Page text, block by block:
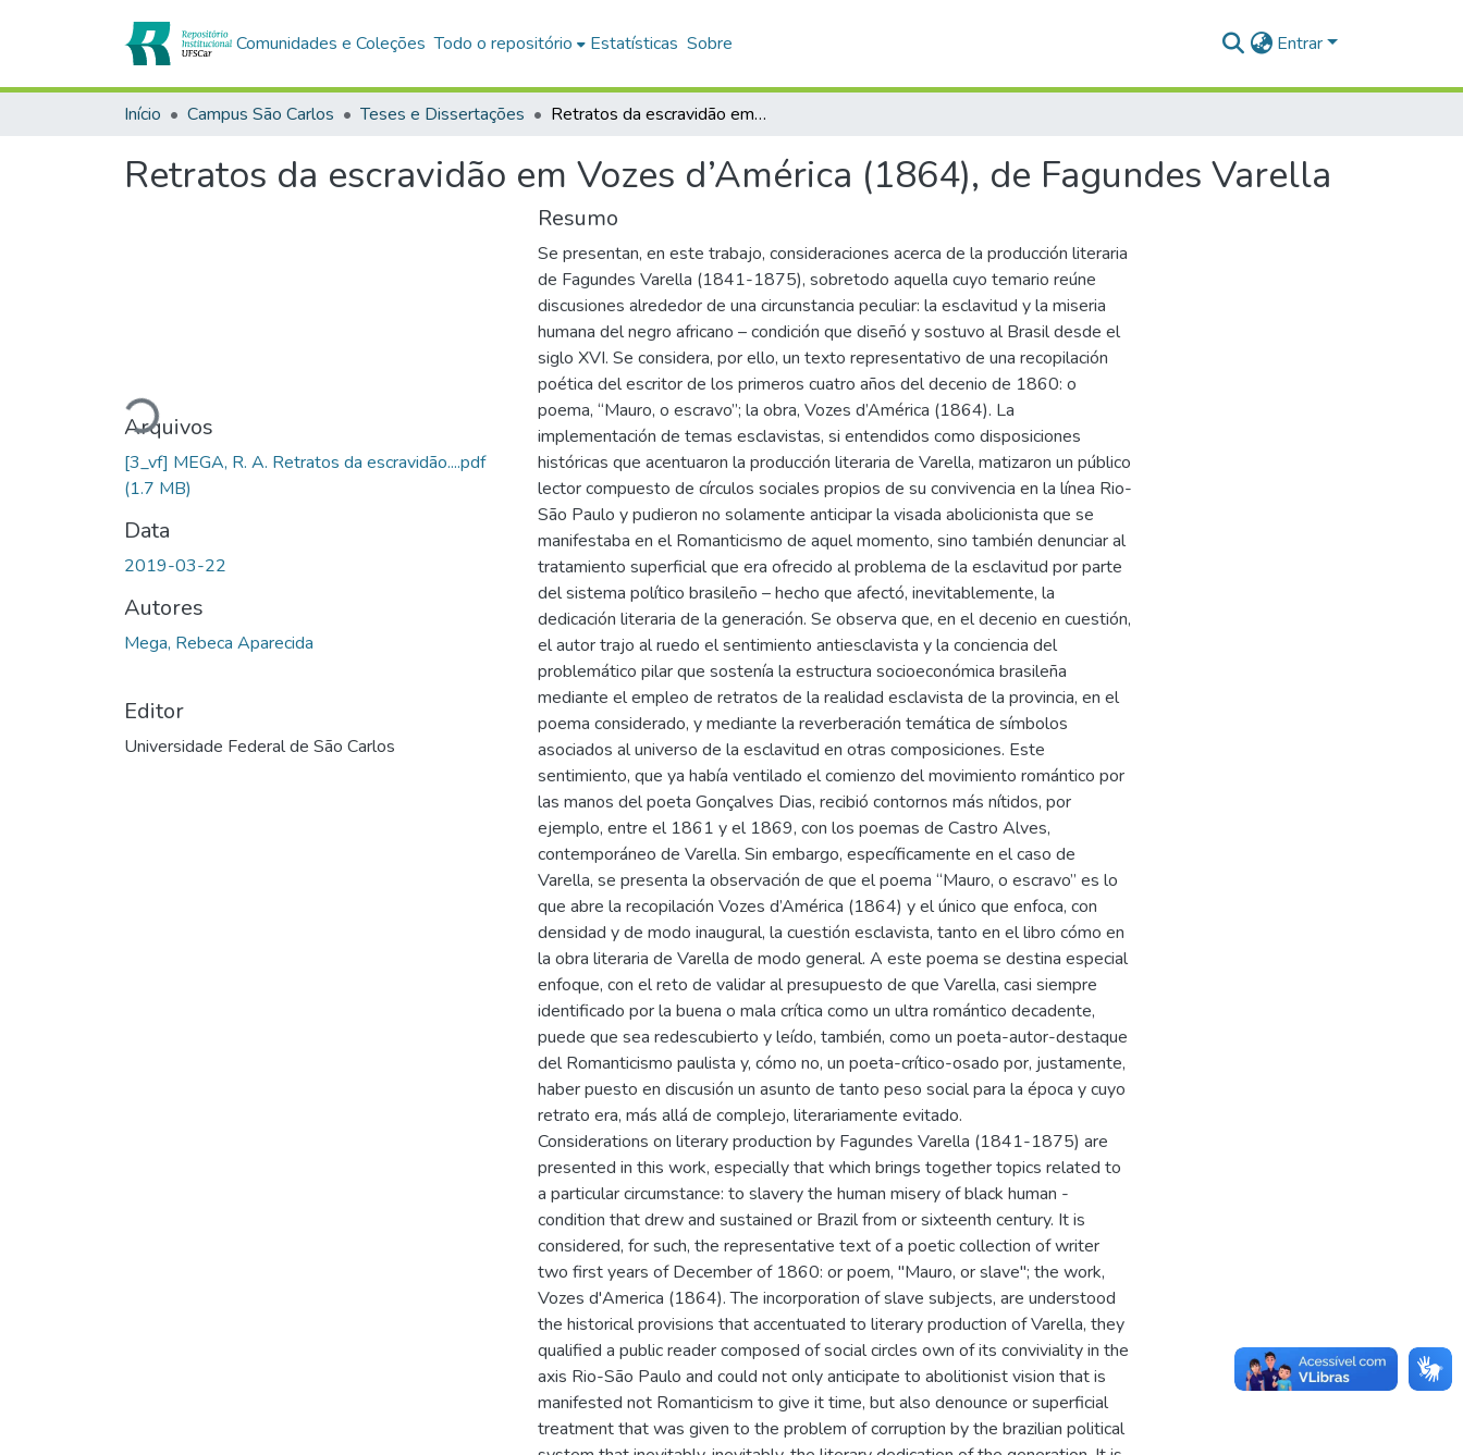
Comunidades e Coleções Todo o repositório Estatísticas Sobre Entrar
Início Campus São Carlos Teses e Dissertações Retratos da escravidão em Vozes d’América (1864), de Fagundes Varella
Retratos da escravidão em Vozes d’América (1864), de Fagundes Varella
Carregando...
Arquivos
[3_vf] MEGA, R. A. Retratos da escravidão....pdf
(1.7 MB)
Data
2019-03-22
Autores
Mega, Rebeca Aparecida
Editor
Universidade Federal de São Carlos
Resumo
Se presentan, en este trabajo, consideraciones acerca de la producción literaria
de Fagundes Varella (1841-1875), sobretodo aquella cuyo temario reúne
discusiones alrededor de una circunstancia peculiar: la esclavitud y la miseria
humana del negro africano – condición que diseñó y sostuvo al Brasil desde el
siglo XVI. Se considera, por ello, un texto representativo de una recopilación
poética del escritor de los primeros cuatro años del decenio de 1860: o
poema, “Mauro, o escravo”; la obra, Vozes d’América (1864). La
implementación de temas esclavistas, si entendidos como disposiciones
históricas que acentuaron la producción literaria de Varella, matizaron un público
lector compuesto de círculos sociales propios de su convivencia en la línea Rio-
São Paulo y pudieron no solamente anticipar la visada abolicionista que se
manifestaba en el Romanticismo de aquel momento, sino también denunciar al
tratamiento superficial que era ofrecido al problema de la esclavitud por parte
del sistema político brasileño – hecho que afectó, inevitablemente, la
dedicación literaria de la generación. Se observa que, en el decenio en cuestión,
el autor trajo al ruedo el sentimiento antiesclavista y la conciencia del
problemático pilar que sostenía la estructura socioeconómica brasileña
mediante el empleo de retratos de la realidad esclavista de la provincia, en el
poema considerado, y mediante la reverberación temática de símbolos
asociados al universo de la esclavitud en otras composiciones. Este
sentimiento, que ya había ventilado el comienzo del movimiento romántico por
las manos del poeta Gonçalves Dias, recibió contornos más nítidos, por
ejemplo, entre el 1861 y el 1869, con los poemas de Castro Alves,
contemporáneo de Varella. Sin embargo, específicamente en el caso de
Varella, se presenta la observación de que el poema “Mauro, o escravo” es lo
que abre la recopilación Vozes d’América (1864) y el único que enfoca, con
densidad y de modo inaugural, la cuestión esclavista, tanto en el libro cómo en
la obra literaria de Varella de modo general. A este poema se destina especial
enfoque, con el reto de validar al presupuesto de que Varella, casi siempre
identificado por la buena o mala crítica como un ultra romántico decadente,
puede que sea redescubierto y leído, también, como un poeta-autor-destaque
del Romanticismo paulista y, cómo no, un poeta-crítico-osado por, justamente,
haber puesto en discusión un asunto de tanto peso social para la época y cuyo
retrato era, más allá de complejo, literariamente evitado.
Considerations on literary production by Fagundes Varella (1841-1875) are
presented in this work, especially that which brings together topics related to
a particular circumstance: to slavery the human misery of black human -
condition that drew and sustained or Brazil from or sixteenth century. It is
considered, for such, the representative text of a poetic collection of writer
two first years of December of 1860: or poem, "Mauro, or slave"; the work,
Vozes d'America (1864). The incorporation of slave subjects, are understood
the historical provisions that accentuated to literary production of Varella, they
qualified a public reader composed of social circles own of its conviviality in the
axis Rio-São Paulo and could not only anticipate to abolitionist vision that is
manifested not Romanticism to give it time, but also denounce or superficial
treatment that was given to the problem of corruption by the brazilian political